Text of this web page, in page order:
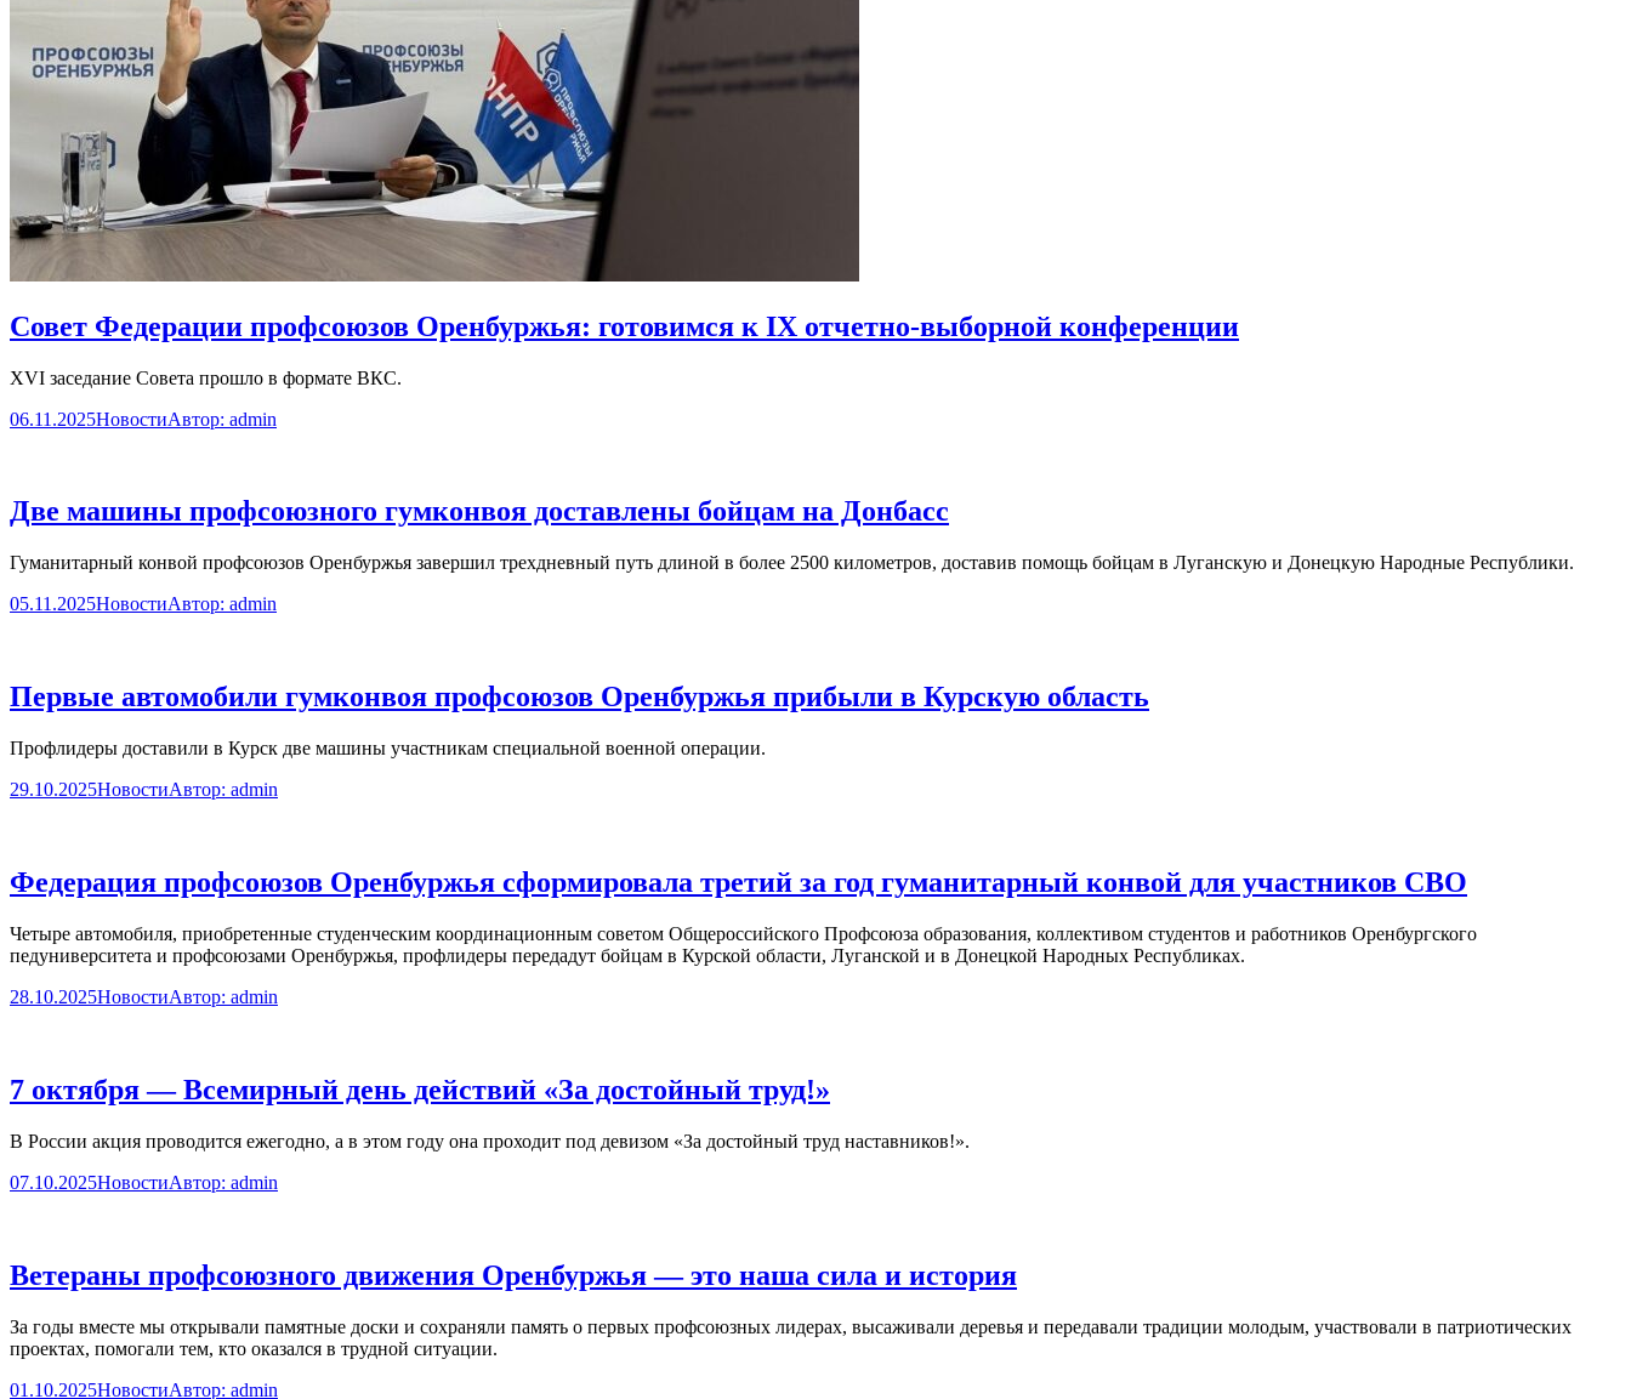
Совет Федерации профсоюзов Оренбуржья: готовимся к IX отчетно-выборной конференции
XVI заседание Совета прошло в формате ВКС.
06.11.2025НовостиАвтор: admin
Две машины профсоюзного гумконвоя доставлены бойцам на Донбасс
Гуманитарный конвой профсоюзов Оренбуржья завершил трехдневный путь длиной в более 2500 километров, доставив помощь бойцам в Луганскую и Донецкую Народные Республики.
05.11.2025НовостиАвтор: admin
Первые автомобили гумконвоя профсоюзов Оренбуржья прибыли в Курскую область
Профлидеры доставили в Курск две машины участникам специальной военной операции.
29.10.2025НовостиАвтор: admin
Федерация профсоюзов Оренбуржья сформировала третий за год гуманитарный конвой для участников СВО
Четыре автомобиля, приобретенные студенческим координационным советом Общероссийского Профсоюза образования, коллективом студентов и работников Оренбургского
педуниверситета и профсоюзами Оренбуржья, профлидеры передадут бойцам в Курской области, Луганской и в Донецкой Народных Республиках.
28.10.2025НовостиАвтор: admin
7 октября — Всемирный день действий «За достойный труд!»
В России акция проводится ежегодно, а в этом году она проходит под девизом «За достойный труд наставников!».
07.10.2025НовостиАвтор: admin
Ветераны профсоюзного движения Оренбуржья — это наша сила и история
За годы вместе мы открывали памятные доски и сохраняли память о первых профсоюзных лидерах, высаживали деревья и передавали традиции молодым, участвовали в патриотических
проектах, помогали тем, кто оказался в трудной ситуации.
01.10.2025НовостиАвтор: admin